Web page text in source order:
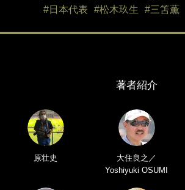
#日本代表
#松木玖生 #三笘薫
著者紹介
原壮史
大住良之／
Yoshiyuki OSUMI